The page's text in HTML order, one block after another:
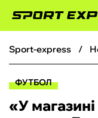
ФУТБОЛ
sport-express
ФУТБОЛ
«У